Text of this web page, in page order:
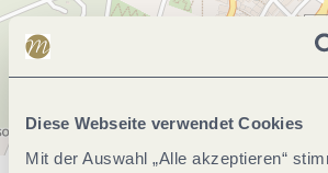
Diese Webseite verwendet Cookies
Mit der Auswahl „Alle akzeptieren“